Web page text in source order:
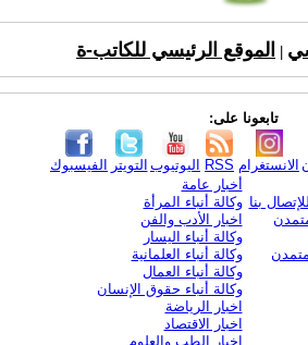
الموقع الرئيسي للكاتب-ة
تابعونا على:
الفيسبوك التويتر اليوتيوب RSS الانستغرام
بنا
أخبار عامة
وكالة أنباء المرأة
اخبار الأدب والفن
وكالة أنباء اليسار
وكالة أنباء العلمانية
وكالة أنباء العمال
وكالة أنباء حقوق الإنسان
اخبار الرياضة
اخبار الاقتصاد
اخبار الطب والعلوم